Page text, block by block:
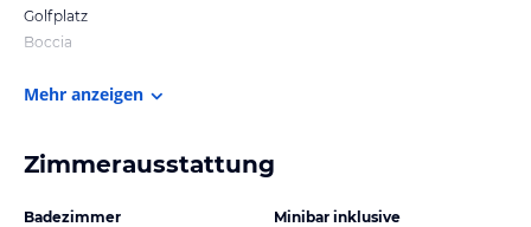
Golfplatz
Boccia
Mehr anzeigen
Zimmerausstattung
Badezimmer
Minibar inklusive